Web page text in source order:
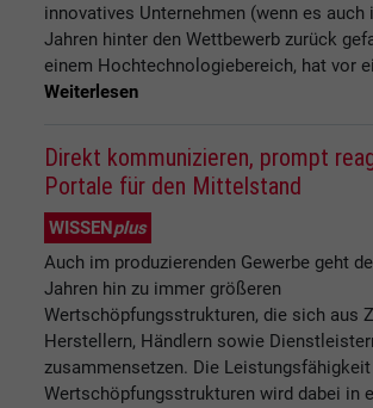
innovatives Unternehmen (wenn es auch
Jahren hinter den Wettbewerb zurück
einem Hochtechnologiebereich, hat vor
Weiterlesen
Direkt kommunizieren, prompt
Portale für den Mittelstand
WISSENplus
Auch im produzierenden Gewerbe geht
Jahren hin zu immer größeren
Wertschöpfungsstrukturen, die sich aus
Herstellern, Händlern sowie
zusammensetzen. Die
Wertschöpfungsstrukturen wird dabei in